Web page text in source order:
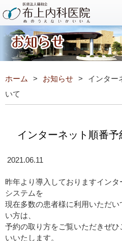
ホーム お知らせ
インター
いて
インターネット順番
2021.06.11
昨年より導入しておりますイン
システムを
現在多数の患者様に利用いただ
い方は、
予約の取り方をご覧いただきぜ
いいたします。